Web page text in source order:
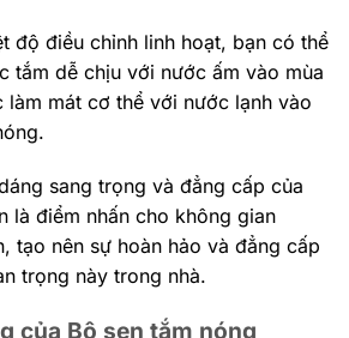
độ điều chỉnh linh hoạt, bạn có thể
tắm dễ chịu với nước ấm vào mùa
làm mát cơ thể với nước lạnh vào
sang trọng và đẳng cấp của
là điểm nhấn cho không gian
tạo nên sự hoàn hảo và đẳng cấp
trọng này trong nhà.
của Bộ sen tắm nóng